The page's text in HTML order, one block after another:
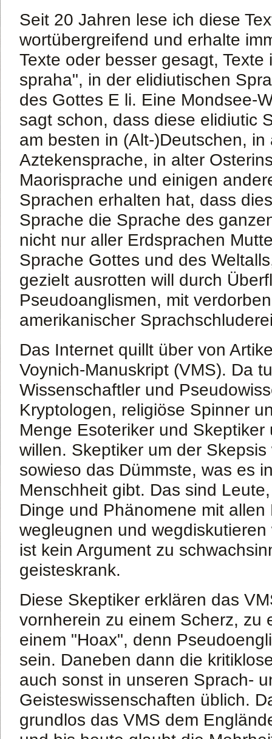
Seit 20 Jahren lese ich diese
wortübergreifend und erhalte
Texte oder besser gesagt, Texte
spraha", in der elidiutischen
des Gottes E li. Eine Mondsee-
sagt schon, dass diese elidiutic
am besten in (Alt-)Deutschen, in
Aztekensprache, in alter
Maorisprache und einigen
Sprachen erhalten hat, dass
Sprache die Sprache des
nicht nur aller Erdsprachen
Sprache Gottes und des
gezielt ausrotten will durch
Pseudoanglismen, mit
amerikanischer
Das Internet quillt über von
Voynich-Manuskript (VMS). Da
Wissenschaftler und
Kryptologen, religiöse Spinner
Menge Esoteriker und Skeptiker
willen. Skeptiker um der Skepsis
sowieso das Dümmste, was es
Menschheit gibt. Das sind
Dinge und Phänomene mit allen
wegleugnen und
ist kein Argument zu
geisteskrank.
Diese Skeptiker erklären das
vornherein zu einem Scherz, zu
einem "Hoax", denn
sein. Daneben dann die
auch sonst in unseren Sprach-
Geisteswissenschaften üblich.
grundlos das VMS dem